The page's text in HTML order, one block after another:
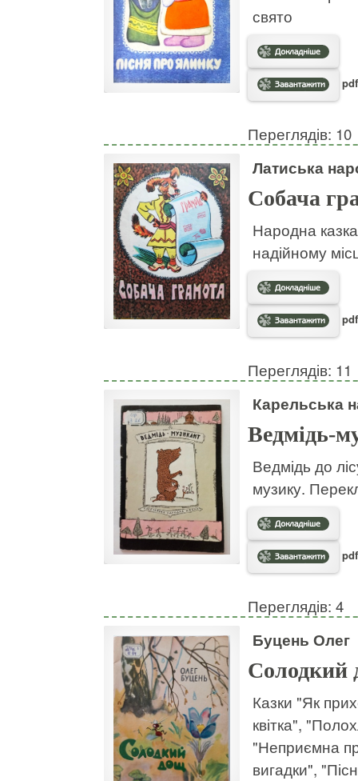
свято
Переглядів: 10
Латиська
Собача
Народна
надійному
Переглядів: 11
Карельська
Ведмідь-
Ведмідь до
музику.
Переглядів: 4
Буцень Олег
Солодкий
Казки "Як
квітка",
"Неприємна
вигадки",